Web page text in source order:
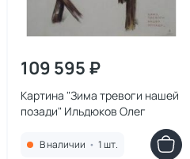
109 595 ₽
Картина "Зима тревоги нашей
позади" Ильдюков Олег
В наличии • 1 шт.